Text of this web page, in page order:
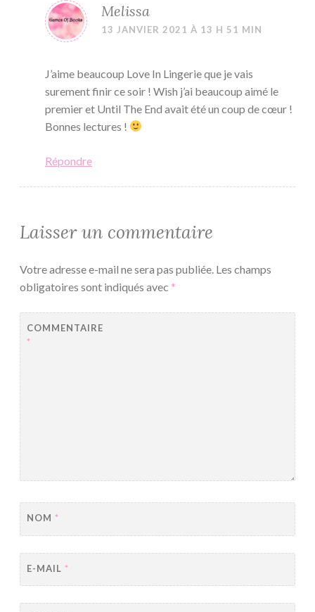
Melissa
13 JANVIER 2021 À 13 H 51 MIN
J’aime beaucoup Love In Lingerie que je vais
surement finir ce soir ! Wish j’ai beaucoup aimé le
premier et Until The End avait été un coup de cœur !
Bonnes lectures !
Répondre
Laisser un commentaire
Votre adresse e-mail ne sera pas publiée. Les champs
obligatoires sont indiqués avec *
COMMENTAIRE
*
NOM *
E-MAIL *